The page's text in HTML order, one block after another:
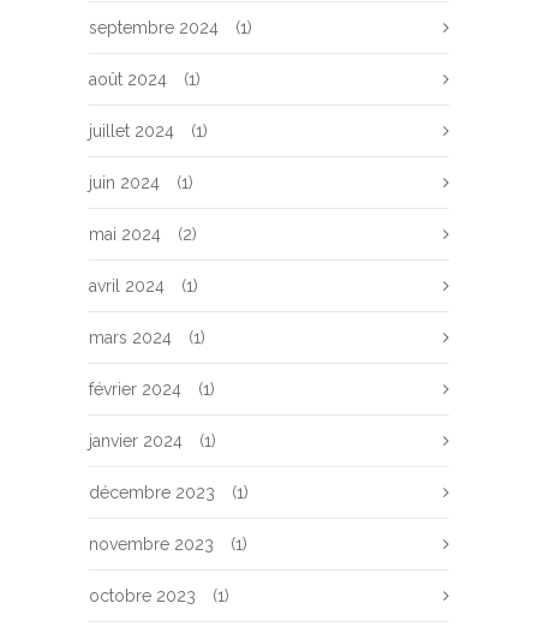
septembre 2024 (1)
août 2024 (1)
juillet 2024 (1)
juin 2024 (1)
mai 2024 (2)
avril 2024 (1)
mars 2024 (1)
février 2024 (1)
janvier 2024 (1)
décembre 2023 (1)
novembre 2023 (1)
octobre 2023 (1)